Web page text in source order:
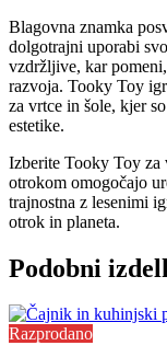
Blagovna znamka
dolgotrajni uporabi
vzdržljive, kar
razvoja. Tooky Toy
za vrtce in šole, kjer
estetike.
Izberite Tooky Toy za
otrokom omogočajo
trajnostna z lesenimi
otrok in planeta.
Podobni
Razprodano